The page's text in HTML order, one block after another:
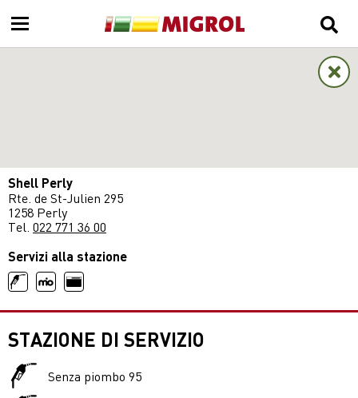
Shell Perly
Rte. de St-Julien 295
1258 Perly
Tel. 022 771 36 00
Servizi alla stazione
STAZIONE DI SERVIZIO
Senza piombo 95